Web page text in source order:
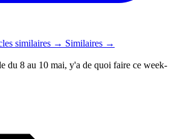
similaires → Similaires →